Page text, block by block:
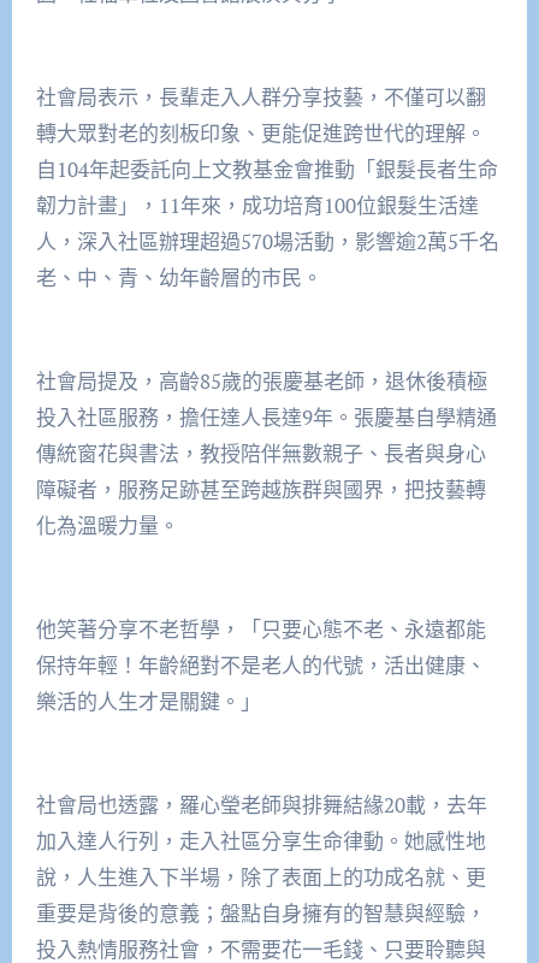
社會局表示，長輩走入人群分享技藝，不僅可以翻
轉大眾對老的刻板印象、更能促進跨世代的理解。
自104年起委託向上文教基金會推動「銀髮長者生命
韌力計畫」，11年來，成功培育100位銀髮生活達
人，深入社區辦理超過570場活動，影響逾2萬5千名
老、中、青、幼年齡層的市民。
社會局提及，高齡85歲的張慶基老師，退休後積極
投入社區服務，擔任達人長達9年。張慶基自學精通
傳統窗花與書法，教授陪伴無數親子、長者與身心
障礙者，服務足跡甚至跨越族群與國界，把技藝轉
化為溫暖力量。
他笑著分享不老哲學，「只要心態不老、永遠都能
保持年輕！年齡絕對不是老人的代號，活出健康、
樂活的人生才是關鍵。」
社會局也透露，羅心瑩老師與排舞結緣20載，去年
加入達人行列，走入社區分享生命律動。她感性地
說，人生進入下半場，除了表面上的功成名就、更
重要是背後的意義；盤點自身擁有的智慧與經驗，
投入熱情服務社會，不需要花一毛錢、只要聆聽與